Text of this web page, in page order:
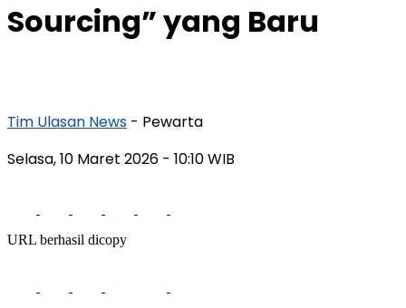
Sourcing” yang Baru
Tim Ulasan News - Pewarta
Selasa, 10 Maret 2026 - 10:10 WIB
URL berhasil dicopy